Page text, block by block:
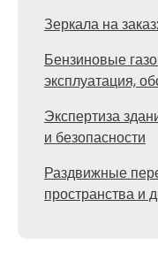
Зеркала на
Бензиновые
эксплуатация,
Экспертиза
и безопасности
Раздвижные
пространства и